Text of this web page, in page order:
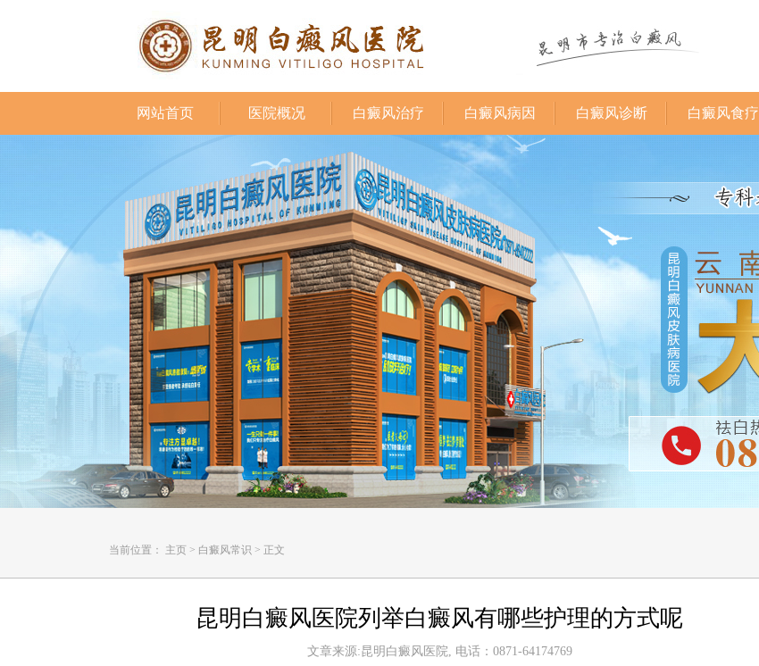
网站首页 医院概况 白癜风治疗 白癜风病因 白癜风诊断 白癜风食疗
当前位置： 主页 > 白癜风常识 > 正文
昆明白癜风医院列举白癜风有哪些护理的方式呢
文章来源:昆明白癜风医院, 电话：0871-64174769